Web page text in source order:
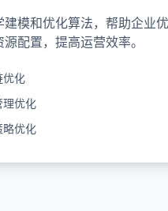
建模和优化算法，帮助企业
配置，提高运营效率。
优化
理优化
略优化